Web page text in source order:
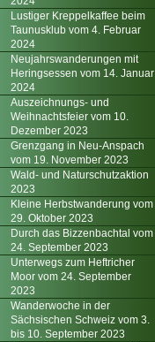
Lustiger Kreppelkaffee beim
Taunusklub vom 4. Februar
2024
Neujahrswanderungen mit
Heringsessen vom 14. Januar
2024
Auszeichnungs- und
Weihnachtsfeier vom 10.
Dezember 2023
Grenzgang in Neu-Anspach
vom 19. November 2023
Wald- und Naturschutzaktion
2023
Kleine Herbstwanderung vom
29. Oktober 2023
Durch das Bizzenbachtal vom
24. September 2023
Unterwegs zum Heftricher
Moor vom 24. September
2023
Wanderwoche in der
Sächsischen Schweiz vom 3.
bis 10. September 2023